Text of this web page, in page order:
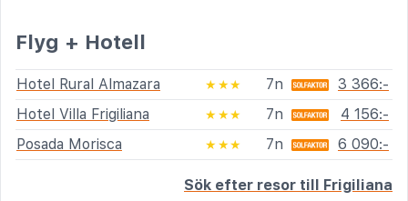
Flyg + Hotell
Hotel Rural Almazara ★★★ 7n
3 366:-
Hotel Villa Frigiliana
★★★ 7n
4 156:-
Posada Morisca
★★★ 7n 6 090:-
Sök efter resor till Frigiliana